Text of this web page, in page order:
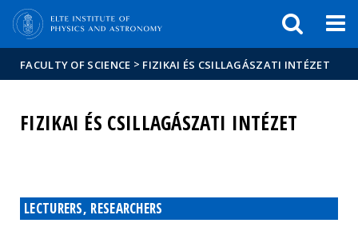
FACULTY OF SCIENCE > FIZIKAI ÉS CSILLAGÁSZATI INTÉZET
FIZIKAI ÉS CSILLAGÁSZATI INTÉZET
LECTURERS, RESEARCHERS